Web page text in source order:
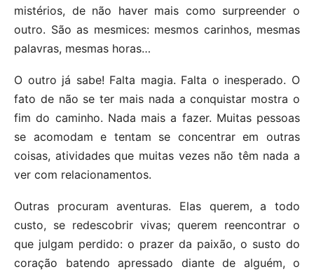
mistérios, de não haver mais como surpreender o
outro. São as mesmices: mesmos carinhos, mesmas
palavras, mesmas horas…
O outro já sabe! Falta magia. Falta o inesperado. O
fato de não se ter mais nada a conquistar mostra o
fim do caminho. Nada mais a fazer. Muitas pessoas
se acomodam e tentam se concentrar em outras
coisas, atividades que muitas vezes não têm nada a
ver com relacionamentos.
Outras procuram aventuras. Elas querem, a todo
custo, se redescobrir vivas; querem reencontrar o
que julgam perdido: o prazer da paixão, o susto do
coração batendo apressado diante de alguém, o